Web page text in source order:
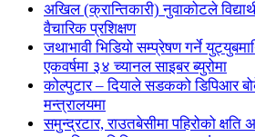
अखिल (क्रान्तिकारी) नुवाकोटले
वैचारिक प्रशिक्षण
जथाभावी भिडियो सम्प्रेषण गर्ने
एकवर्षमा ३४ च्यानल साइबर ब्युरोमा
कोल्पुटार – दियाले सडकको डिपिआर
मन्त्रालयमा
समुन्द्रटार, राउतबेसीमा पहिरोको